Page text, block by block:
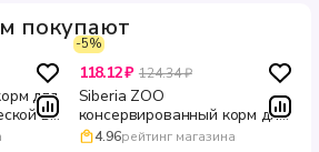
покупают
для
в
и
-5%
118.12 ₽ 124.34 ₽
Siberia ZOO
консервированный корм для
кошек с кроликом 340 г
4.96рейтинг магазина